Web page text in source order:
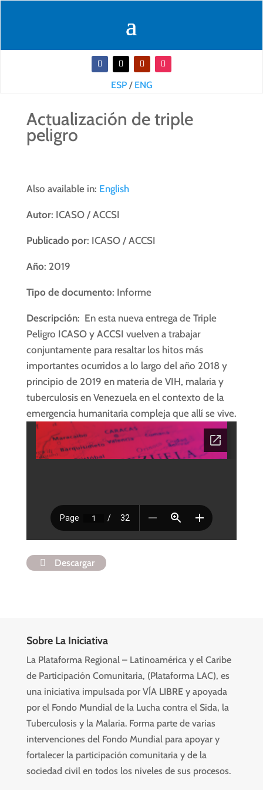
ESP/ ENG
Actualización de triple
peligro
Also available in: English
Autor: ICASO / ACCSI
Publicado por: ICASO / ACCSI
Año: 2019
Tipo de documento: Informe
Descripción: En esta nueva entrega de Triple
Peligro ICASO y ACCSI vuelven a trabajar
conjuntamente para resaltar los hitos más
importantes ocurridos a lo largo del año 2018 y
principio de 2019 en materia de VIH, malaria y
tuberculosis en Venezuela en el contexto de la
emergencia humanitaria compleja que allí se vive.
Descargar
Sobre La Iniciativa
La Plataforma Regional – Latinoamérica y el Caribe
de Participación Comunitaria, (Plataforma LAC), es
una iniciativa impulsada por VÍA LIBRE y apoyada
por el Fondo Mundial de la Lucha contra el Sida, la
Tuberculosis y la Malaria. Forma parte de varias
intervenciones del Fondo Mundial para apoyar y
fortalecer la participación comunitaria y de la
sociedad civil en todos los niveles de sus procesos.